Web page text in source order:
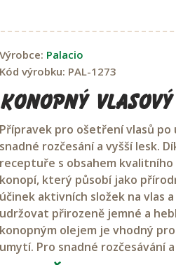
Výrobce: Palacio
Kód výrobku: PAL-1273
Konopný
Přípravek pro ošetření vlasů po
snadné rozčesání a vyšší lesk.
receptuře s obsahem kvalitního
konopí, který působí jako
účinek aktivních složek na vlas
udržovat přirozeně jemné a
konopným olejem je vhodný
umytí. Pro snadné rozčesávání